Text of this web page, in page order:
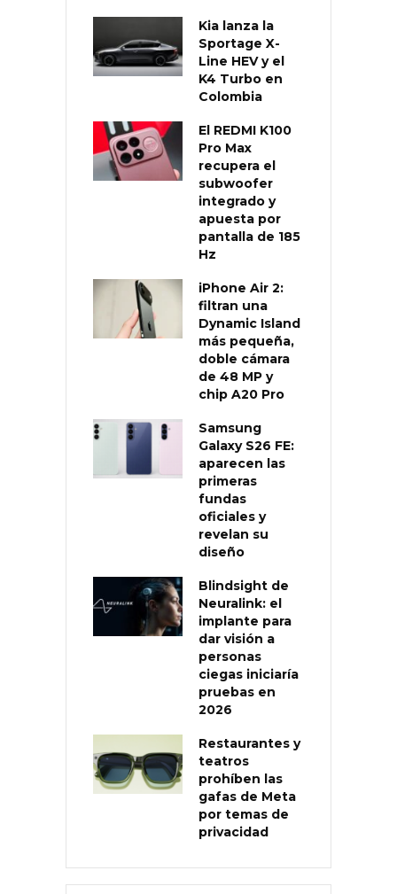
Kia lanza la
Sportage X-
Line HEV y el
K4 Turbo en
Colombia
El REDMI K100
Pro Max
recupera el
subwoofer
integrado y
apuesta por
pantalla de 185
Hz
iPhone Air 2:
filtran una
Dynamic Island
más pequeña,
doble cámara
de 48 MP y
chip A20 Pro
Samsung
Galaxy S26 FE:
aparecen las
primeras
fundas
oficiales y
revelan su
diseño
Blindsight de
Neuralink: el
implante para
dar visión a
personas
ciegas iniciaría
pruebas en
2026
Restaurantes y
teatros
prohíben las
gafas de Meta
por temas de
privacidad